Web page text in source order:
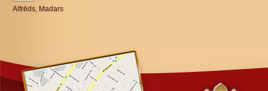
Alfrēds, Madars